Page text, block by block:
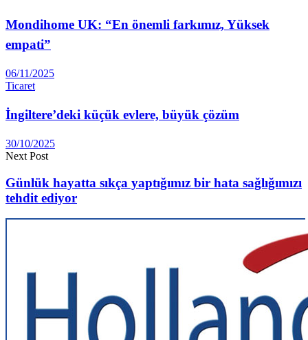
Mondihome UK: “En önemli farkımız, Yüksek
empati”
06/11/2025
Ticaret
İngiltere’deki küçük evlere, büyük çözüm
30/10/2025
Next Post
Günlük hayatta sıkça yaptığımız bir hata sağlığımızı
tehdit ediyor